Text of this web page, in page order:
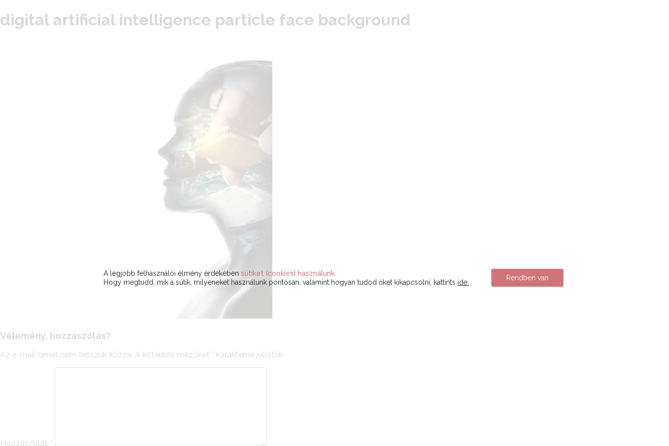
digital artificial intelligence particle face background
Vélemény, hozzászólás?
Az e-mail címet nem tesszük közzé. A kötelező mezőket * karakterrel jelöltük
Hozzászólás *
A legjobb felhasználói élmény érdekébensütiket (cookies) használunk.
Hogy megtudd, mik a sütik, milyeneket használunk pontosan, valamint hogyan tudod őket kikapcsolni, kattints ide.
Rendben van